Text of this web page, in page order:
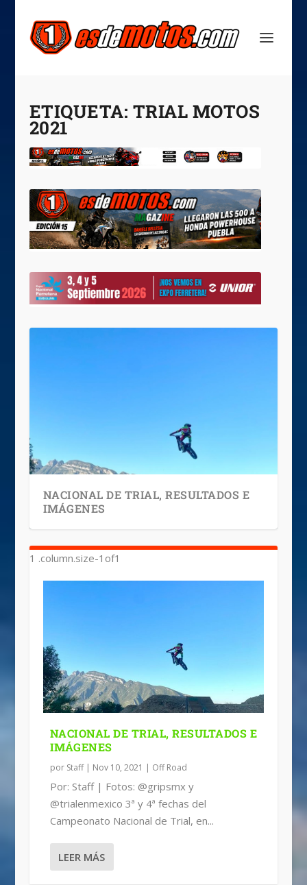
ETIQUETA: TRIAL MOTOS
2021
NACIONAL DE TRIAL, RESULTADOS E
IMÁGENES
NACIONAL DE TRIAL, RESULTADOS E
IMÁGENES
por Staff| Nov 10, 2021 | Off Road
Por: Staff | Fotos: @gripsmx y
@trialenmexico 3ª y 4ª fechas del
Campeonato Nacional de Trial, en...
LEER MÁS